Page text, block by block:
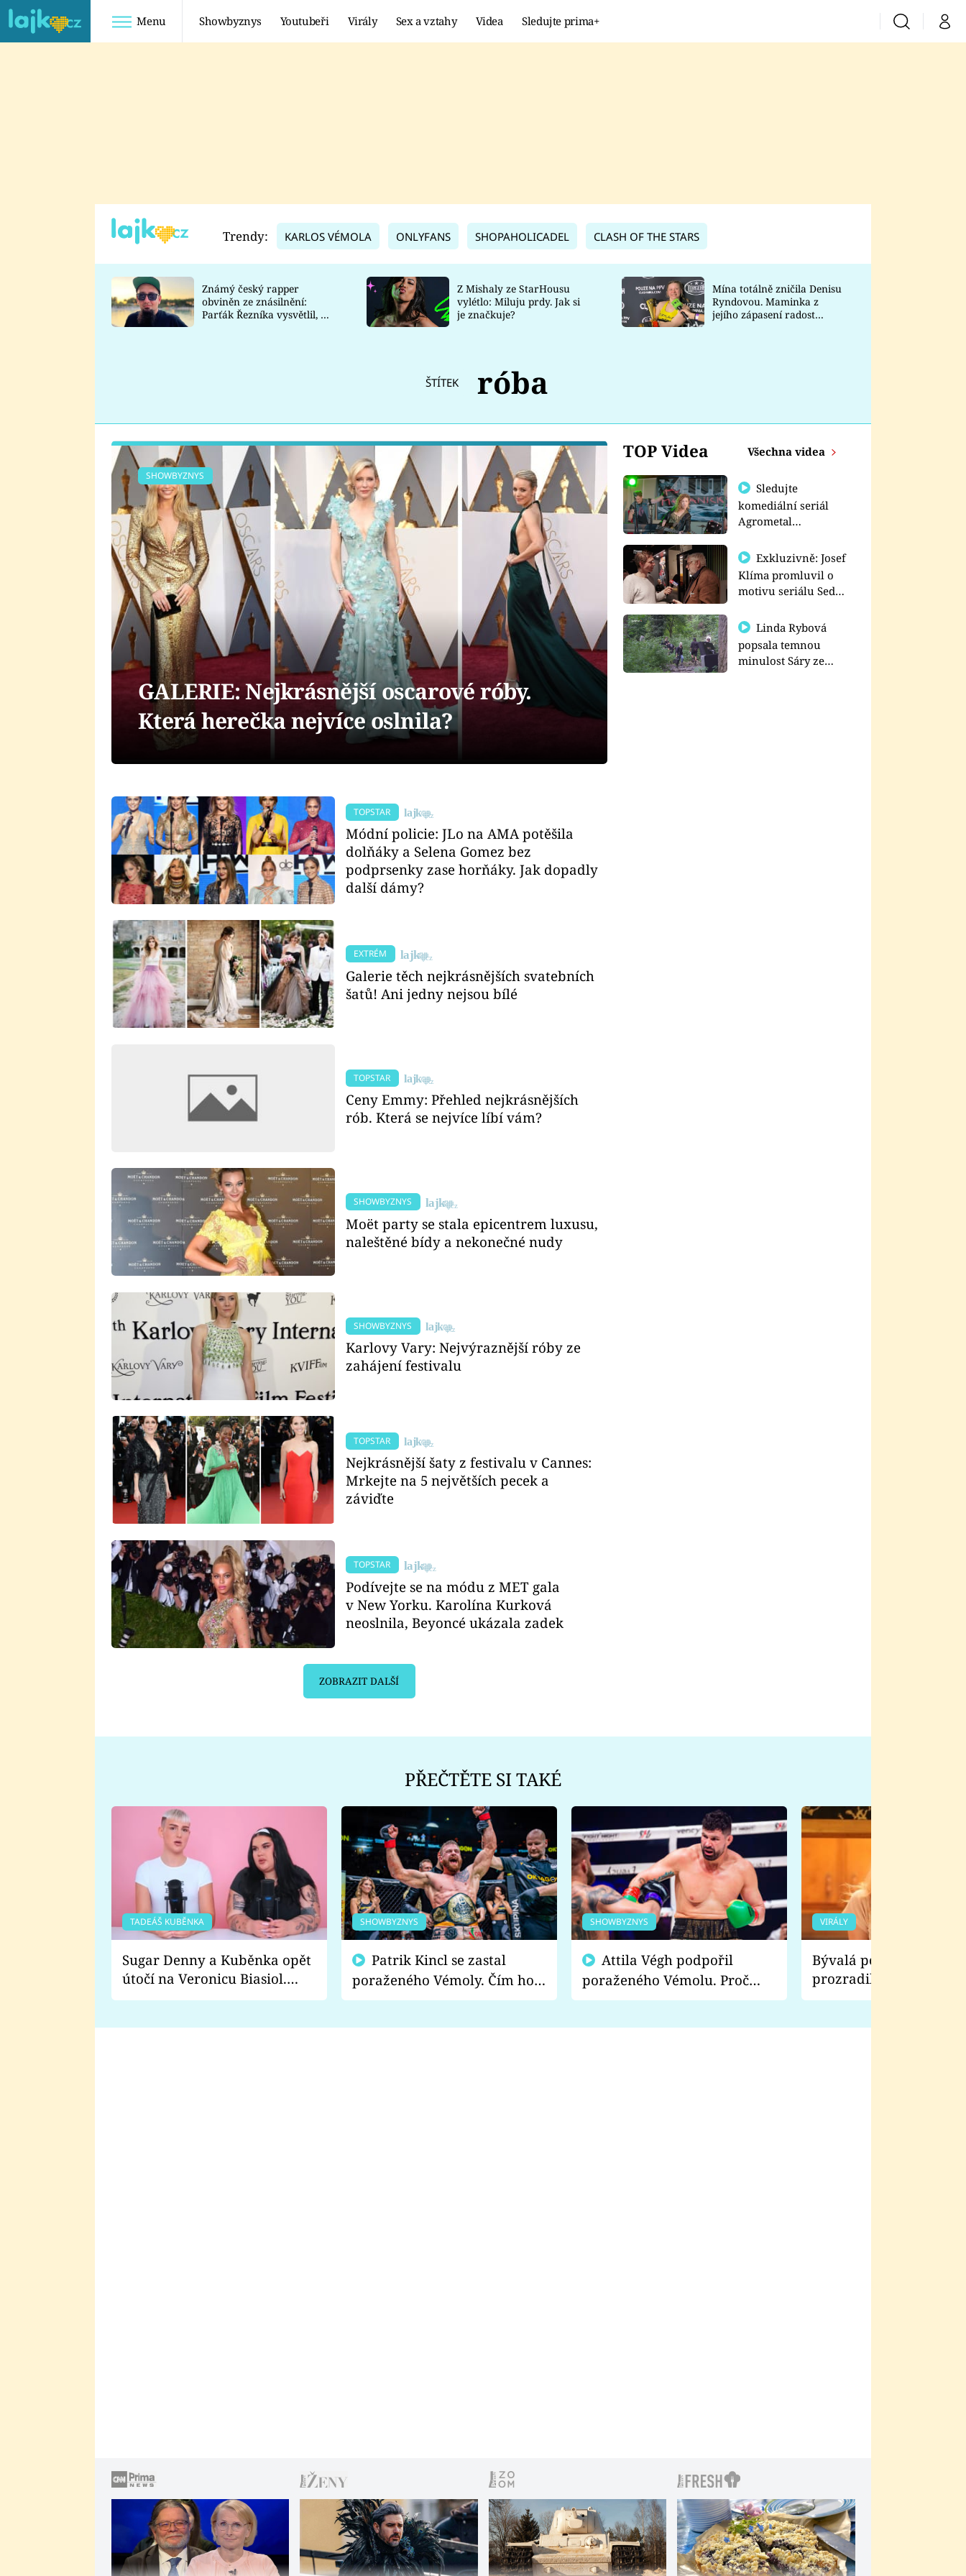
Menu Showbyznys Youtubeři Virály Sex a vztahy Videa Sledujte prima+ VyhledáváníMůj
TADEÁŠ KUBĚNKA
DATEL
Prima Lajk
Sledujte nás
Trendy: KARLOS VÉMOLA ONLYFANS SHOPAHOLICADEL CLASH OF THE STARS
Známý český rapper
obviněn ze znásilnění:
Parťák Řezníka vysvětlil, co
Z Mishaly ze StarHousu
vylétlo: Miluju prdy. Jak si
je značkuje?
Mína totálně zničila Denisu
Ryndovou. Maminka z
jejího zápasení radost
ŠTÍTEK róba
TOP Videa Všechna videa
Sledujte
komediální seriál
Agrometal
prima+
Exkluzivně: Josef
Klíma promluvil o
motivu seriálu Sedm
Linda Rybová
popsala temnou
minulost Sáry ze
SHOWBYZNYS
GALERIE: Nejkrásnější oscarové róby.
Která herečka nejvíce oslnila?
TOPSTAR
Módní policie: JLo na AMA potěšila
dolňáky a Selena Gomez bez
podprsenky zase horňáky. Jak dopadly
další dámy?
EXTRÉM
Galerie těch nejkrásnějších svatebních
šatů! Ani jedny nejsou bílé
TOPSTAR
Ceny Emmy: Přehled nejkrásnějších
rób. Která se nejvíce líbí vám?
SHOWBYZNYS
Moët party se stala epicentrem luxusu,
naleštěné bídy a nekonečné nudy
SHOWBYZNYS
Karlovy Vary: Nejvýraznější róby ze
zahájení festivalu
TOPSTAR
Nejkrásnější šaty z festivalu v Cannes:
Mrkejte na 5 největších pecek a
záviďte
TOPSTAR
Podívejte se na módu z MET gala
v New Yorku. Karolína Kurková
neoslnila, Beyoncé ukázala zadek
ZOBRAZIT DALŠÍ
PŘEČTĚTE SI TAKÉ
TADEÁŠ KUBĚNKA
Sugar Denny a Kuběnka opět
útočí na Veronicu Biasiol.
Proč je podle nich falešná a
SHOWBYZNYS
poraženého Vémoly. Čím ho
fanoušci naštvali?
SHOWBYZNYS
poraženého Vémolu. Proč
chce raději zápasit s ním než
VIRÁLY
Bývalá pornoherečka
prozradila, co ji
natáčení Euforie.